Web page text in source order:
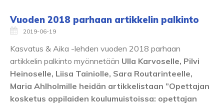
Vuoden 2018 parhaan artikkelin palkinto
2019-06-19
Kasvatus & Aika -lehden vuoden 2018 parhaan
artikkelin palkinto myönnetään Ulla Karvoselle, Pilvi
Heinoselle, Liisa Tainiolle, Sara Routarinteelle,
Maria Ahlholmille heidän artikkelistaan ”Opettajan
kosketus oppilaiden koulumuistoissa: opettajan